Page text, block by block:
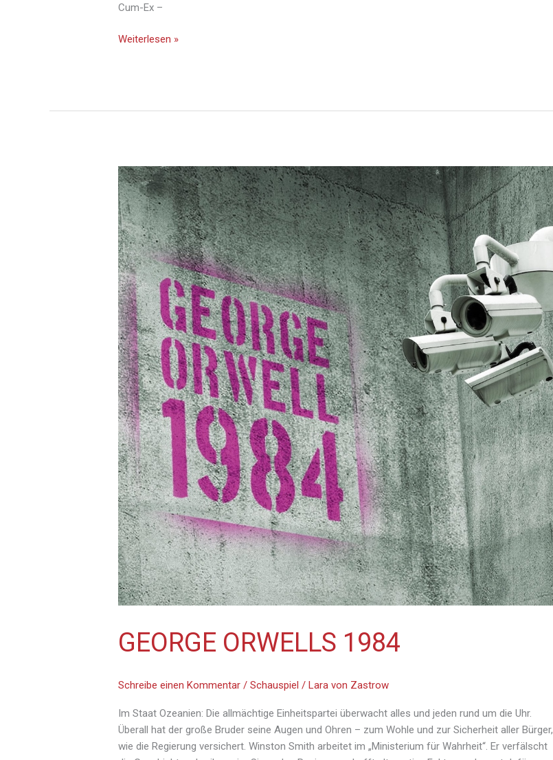
Cum-Ex –
Weiterlesen »
GEORGE ORWELLS 1984
Schreibe einen Kommentar /Schauspiel /Lara von Zastrow
Im Staat Ozeanien: Die allmächtige Einheitspartei überwacht alles und jeden rund um die Uhr.
Überall hat der große Bruder seine Augen und Ohren – zum Wohle und zur Sicherheit aller Bürger,
wie die Regierung versichert. Winston Smith arbeitet im „Ministerium für Wahrheit“. Er verfälscht
George
Orwells
1984